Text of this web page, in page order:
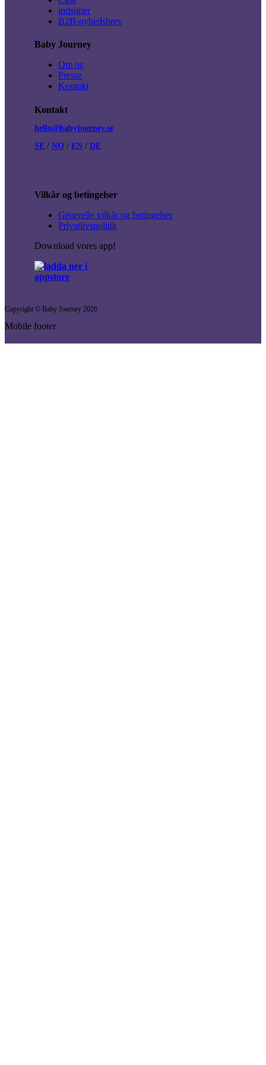
indsigter
B2B-nyhedsbrev
Baby Journey
Om os
Presse
Kontakt
Kontakt
hello@babyjourney.se
SE / NO / EN / DE
Vilkår og betingelser
Generelle vilkår og betingelser
Privatlivspolitik
Download vores app!
Copyright © Baby Journey 2026
Mobile footer